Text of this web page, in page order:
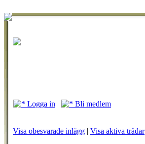
Logga in Bli medlem
Visa obesvarade inlägg | Visa aktiva trådar